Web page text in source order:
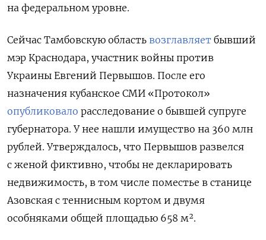
на федеральном уровне.
Сейчас Тамбовскую область возглавляет бывший
мэр Краснодара, участник войны против
Украины Евгений Первышов. После его
назначения кубанское СМИ «Протокол»
опубликовало расследование о бывшей супруге
губернатора. У нее нашли имущество на 360 млн
рублей. Утверждалось, что Первышов развелся
с женой фиктивно, чтобы не декларировать
недвижимость, в том числе поместье в станице
Азовская с теннисным кортом и двумя
особняками общей площадью 658 м².